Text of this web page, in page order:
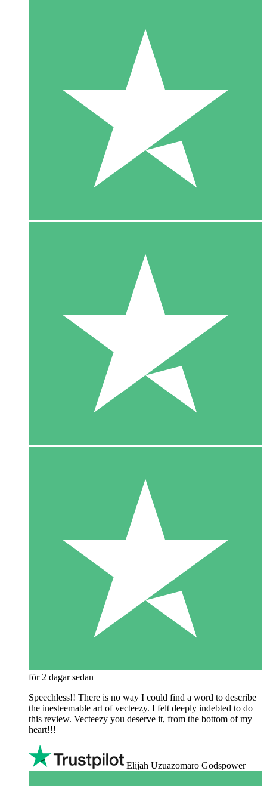
för 2 dagar sedan
Speechless!! There is no way I could find a word to describe
the inesteemable art of vecteezy. I felt deeply indebted to do
this review. Vecteezy you deserve it, from the bottom of my
heart!!!
Elijah Uzuazomaro Godspower